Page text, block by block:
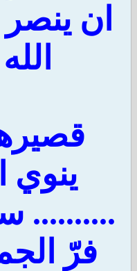
ان
ينوي
..........
فرّ